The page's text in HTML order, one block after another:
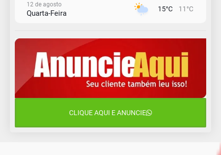
12 de agosto
Quarta-Feira 15°C 11°C
Quinta-Feira
14 de agosto
Sexta-Feira
CLIQUE AQUI E ANUNCIE